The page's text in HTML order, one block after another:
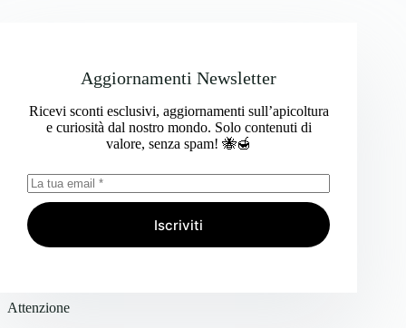
Aggiornamenti Newsletter
Ricevi sconti esclusivi, aggiornamenti sull’apicoltura
e curiosità dal nostro mondo. Solo contenuti di
valore, senza spam! 🐝🍯
Iscriviti
Attenzione